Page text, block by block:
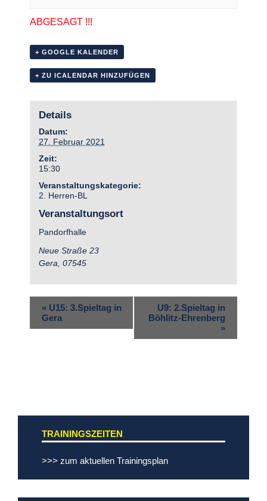
ABGESAGT !!!
+ GOOGLE KALENDER
+ ZU ICALENDAR HINZUFÜGEN
Details
Datum:
27. Februar 2021
Zeit:
15:30
Veranstaltungskategorie:
2. Herren-BL
Veranstaltungsort
Pandorfhalle
Neue Straße 23
Gera 07545
« U15: 3.Spieltag in
Gera
U9: 2.Spieltag in
Böhlitz-Ehrenberg
»
TRAININGSZEITEN
>>> zum aktuellen Trainingsplan